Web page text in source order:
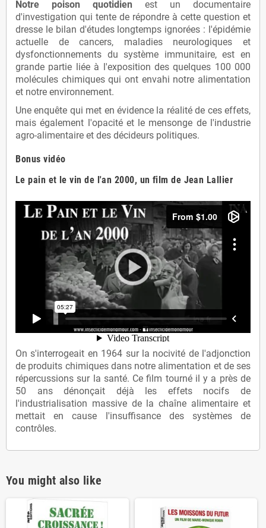
Notre poison quotidien est un documentaire
d'investigation qui tente de répondre à cette question et
dresse le bilan d'études longtemps ignorées : l'épidémie
actuelle de cancers, maladies neurologiques et
dysfonctionnements du système immunitaire, est en
grande partie liée à l'exposition des quelques 100 000
molécules chimiques qui ont envahi notre alimentation
et notre environnement.
Une enquête qui met en évidence la réalité de ces effets,
mais également l'opacité et le mensonge de l'industrie
agro-alimentaire et des décideurs politiques.
Bonus vidéo
Le pain et le vin de l'an 2000, un film de Jean Lallier
On s'interrogeait en 1964 sur la nocivité de l'adjonction
de produits chimiques dans notre alimentation et de ses
répercussions sur la santé. Ce film tourné il y a près de
50 ans dénonçait déjà les effets nocifs de
l'industrialisation massive de la chaîne alimentaire et
mettait en cause l'insuffisance des systèmes de
contrôles.
You might also like